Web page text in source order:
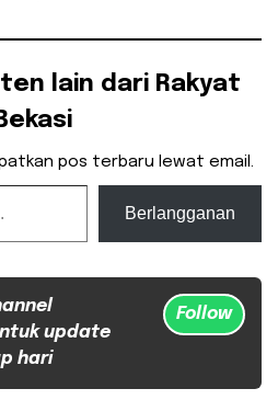
lain dari Rakyat
pos terbaru lewat email.
Berlangganan
update
hari
Follow